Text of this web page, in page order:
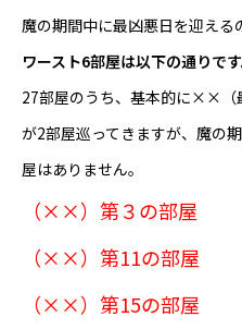
魔の期間中に最凶悪日を迎える
ワースト6部屋は以下の通りです
27部屋のうち、基本的に××（
が2部屋巡ってきますが、魔
屋はありません。
（××）第３の部屋
（××）第11の部屋
（××）第15の部屋